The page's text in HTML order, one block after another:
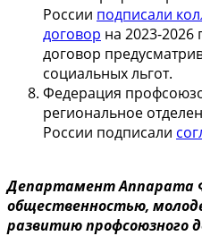
России подписали
договор на 2023-2026
договор
социальных льгот.
Федерация
региональное
России подписали
Департамент Аппарата
общественностью,
развитию профсоюзного